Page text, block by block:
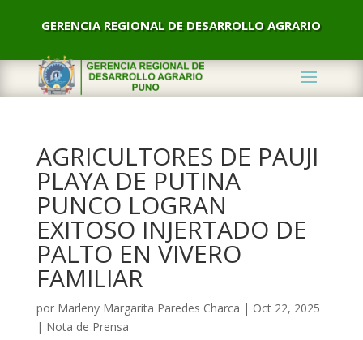
GERENCIA REGIONAL DE DESARROLLO AGRARIO
AGRICULTORES DE PAUJI
PLAYA DE PUTINA
PUNCO LOGRAN
EXITOSO INJERTADO DE
PALTO EN VIVERO
FAMILIAR
por Marleny Margarita Paredes Charca | Oct 22, 2025
| Nota de Prensa